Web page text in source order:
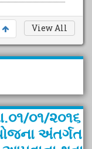
View All
૦૧/૨૦૧૬
અંતર્ગત